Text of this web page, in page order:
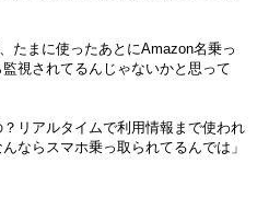
たまに使ったあとにAmazon名乗っ
視されてるんじゃないかと思って
リアルタイムで利用情報まで使われ
ならスマホ乗っ取られてるんでは」